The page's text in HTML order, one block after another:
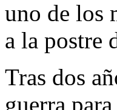
uno de los
a la postre
Tras dos
guerra